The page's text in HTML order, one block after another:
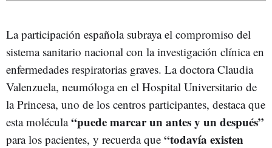
La participación española subraya el compromiso del
sistema sanitario nacional con la investigación clínica en
enfermedades respiratorias graves. La doctora Claudia
Valenzuela, neumóloga en el Hospital Universitario de
la Princesa, uno de los centros participantes, destaca que
esta molécula“puede marcar un antes y un después”
para los pacientes, y recuerda que “todavía existen